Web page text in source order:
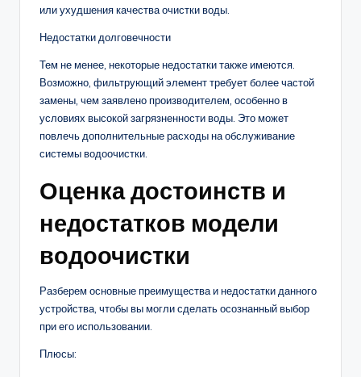
или ухудшения качества очистки воды.
Недостатки долговечности
Тем не менее, некоторые недостатки также имеются.
Возможно, фильтрующий элемент требует более частой
замены, чем заявлено производителем, особенно в
условиях высокой загрязненности воды. Это может
повлечь дополнительные расходы на обслуживание
системы водоочистки.
Оценка достоинств и
недостатков модели
водоочистки
Разберем основные преимущества и недостатки данного
устройства, чтобы вы могли сделать осознанный выбор
при его использовании.
Плюсы: